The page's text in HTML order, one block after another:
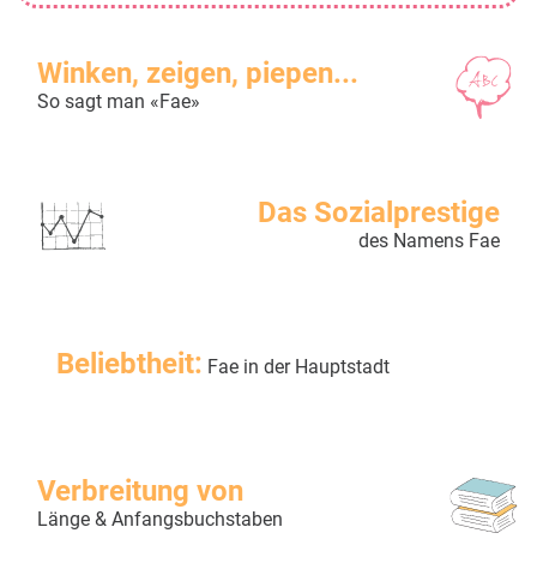
Winken, zeigen, piepen...
So sagt man «Fae»
Das Sozialprestige
des Namens Fae
Beliebtheit: Fae in der Hauptstadt
Verbreitung von
Länge & Anfangsbuchstaben